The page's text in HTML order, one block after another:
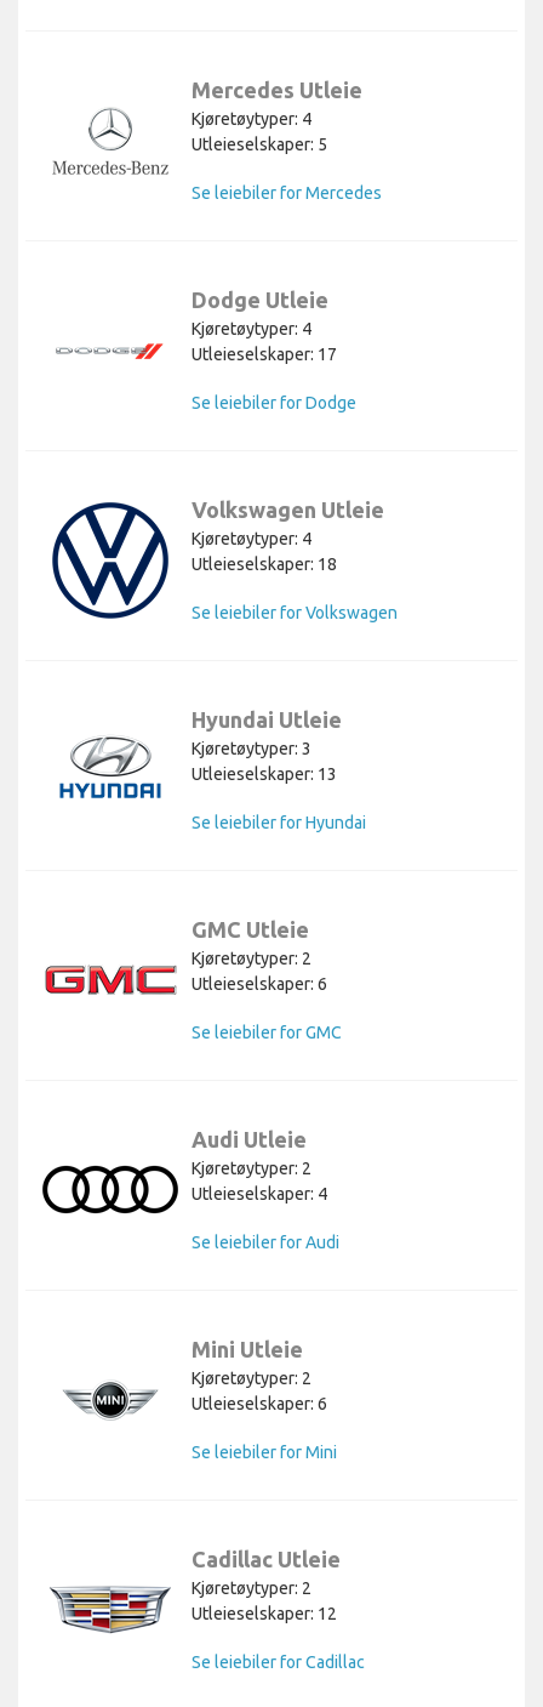
Mercedes Utleie
Kjøretøytyper: 4
Utleieselskaper: 5
Se leiebiler for Mercedes
Dodge Utleie
Kjøretøytyper: 4
Utleieselskaper: 17
Se leiebiler for Dodge
Volkswagen Utleie
Kjøretøytyper: 4
Utleieselskaper: 18
Se leiebiler for Volkswagen
Hyundai Utleie
Kjøretøytyper: 3
Utleieselskaper: 13
Se leiebiler for Hyundai
GMC Utleie
Kjøretøytyper: 2
Utleieselskaper: 6
Se leiebiler for GMC
Audi Utleie
Kjøretøytyper: 2
Utleieselskaper: 4
Se leiebiler for Audi
Mini Utleie
Kjøretøytyper: 2
Utleieselskaper: 6
Se leiebiler for Mini
Cadillac Utleie
Kjøretøytyper: 2
Utleieselskaper: 12
Se leiebiler for Cadillac